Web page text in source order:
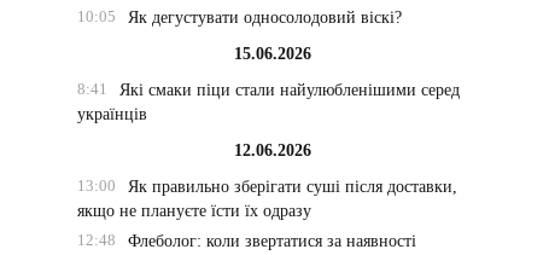
10:05
Як дегустувати односолодовий віскі?
15.06.2026
8:41
Які смаки піци стали найулюбленішими серед
українців
12.06.2026
13:00
Як правильно зберігати суші після доставки,
якщо не плануєте їсти їх одразу
12:48
Флеболог: коли звертатися за наявності